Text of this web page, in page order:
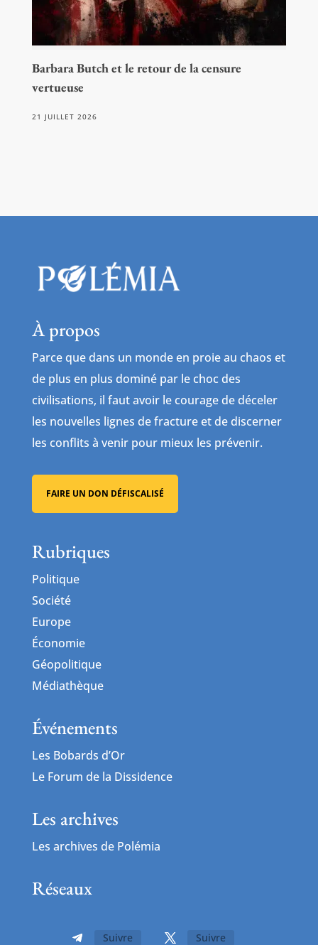
Barbara Butch et le retour de la censure
vertueuse
21 JUILLET 2026
À propos
Parce que dans un monde en proie au chaos et
de plus en plus dominé par le choc des
civilisations, il faut avoir le courage de déceler
les nouvelles lignes de fracture et de discerner
les conflits à venir pour mieux les prévenir.
FAIRE UN DON DÉFISCALISÉ
Rubriques
Politique
Société
Europe
Économie
Géopolitique
Médiathèque
Événements
Les Bobards d’Or
Le Forum de la Dissidence
Les archives
Les archives de Polémia
Réseaux
Suivre Suivre